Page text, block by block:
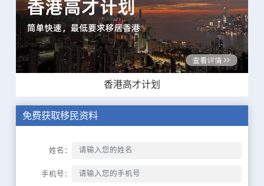
香港高才计划
免费获取移民资料
姓名：
手机号：